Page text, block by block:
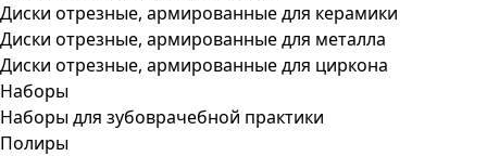
Диски отрезные, армированные для керамики
Диски отрезные, армированные для металла
Диски отрезные, армированные для циркона
Наборы
Наборы для зубоврачебной практики
Полиры